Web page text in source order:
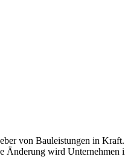
von Bauleistungen in
Änderung wird Unternehmen